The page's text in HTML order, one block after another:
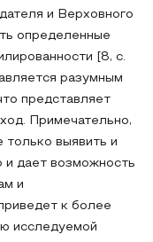
и Верховного
определенные
[8, с.
разумным
представляет
Примечательно,
только выявить и
и дает возможность
и
к более
исследуемой